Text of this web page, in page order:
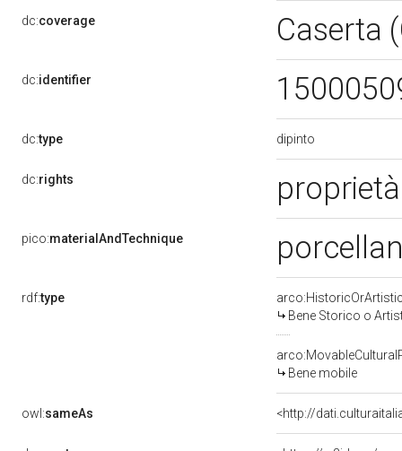
dc:coverage Caserta
dc:identifier
dc:type dipinto
dc:rights
pico:materialAndTechnique
rdf:type
Bene Storico o
Bene mobile
owl:sameAs <http://